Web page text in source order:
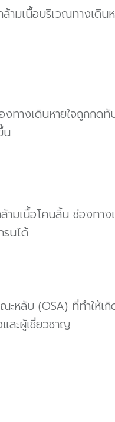
ามเนื้อบริเวณทางเดิน
งทางเดินหายใจถูกกด
น
มเนื้อโคนลิ้น ช่องทาง
รนได้
ะหลับ (OSA) ที่ทำให้เ
ละผู้เชี่ยวชาญ